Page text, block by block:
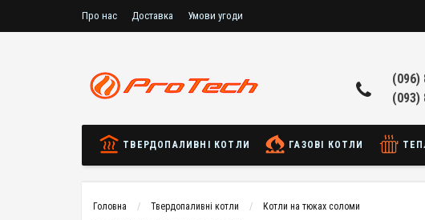
Про нас Доставка Умови угоди
(096)
(093)
ТВЕРДОПАЛИВНІ КОТЛИ ГАЗОВІ КОТЛИ
Головна Твердопаливні котли Котли на тюках соломи